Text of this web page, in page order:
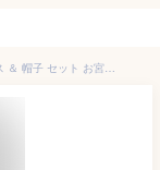
シンク・ビー ベビー 日本製 新生児 スムース ドレス ＆ 帽子 セット お宮参り セレモニードレス 退院 赤ちゃん 男の子 女の子 ロンパース 50～70㎝ オフホワイト